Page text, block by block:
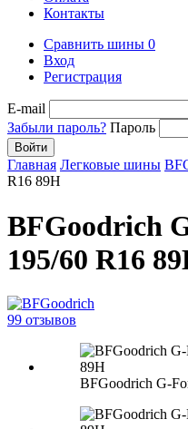
Контакты
Сравнить шины 0
Вход
Регистрация
E-mail
Забыли пароль? Пароль
Войти
Главная Легковые шины
R16 89H
BFGoodrich
195/60 R16
99 отзывов
BFGoodrich G-